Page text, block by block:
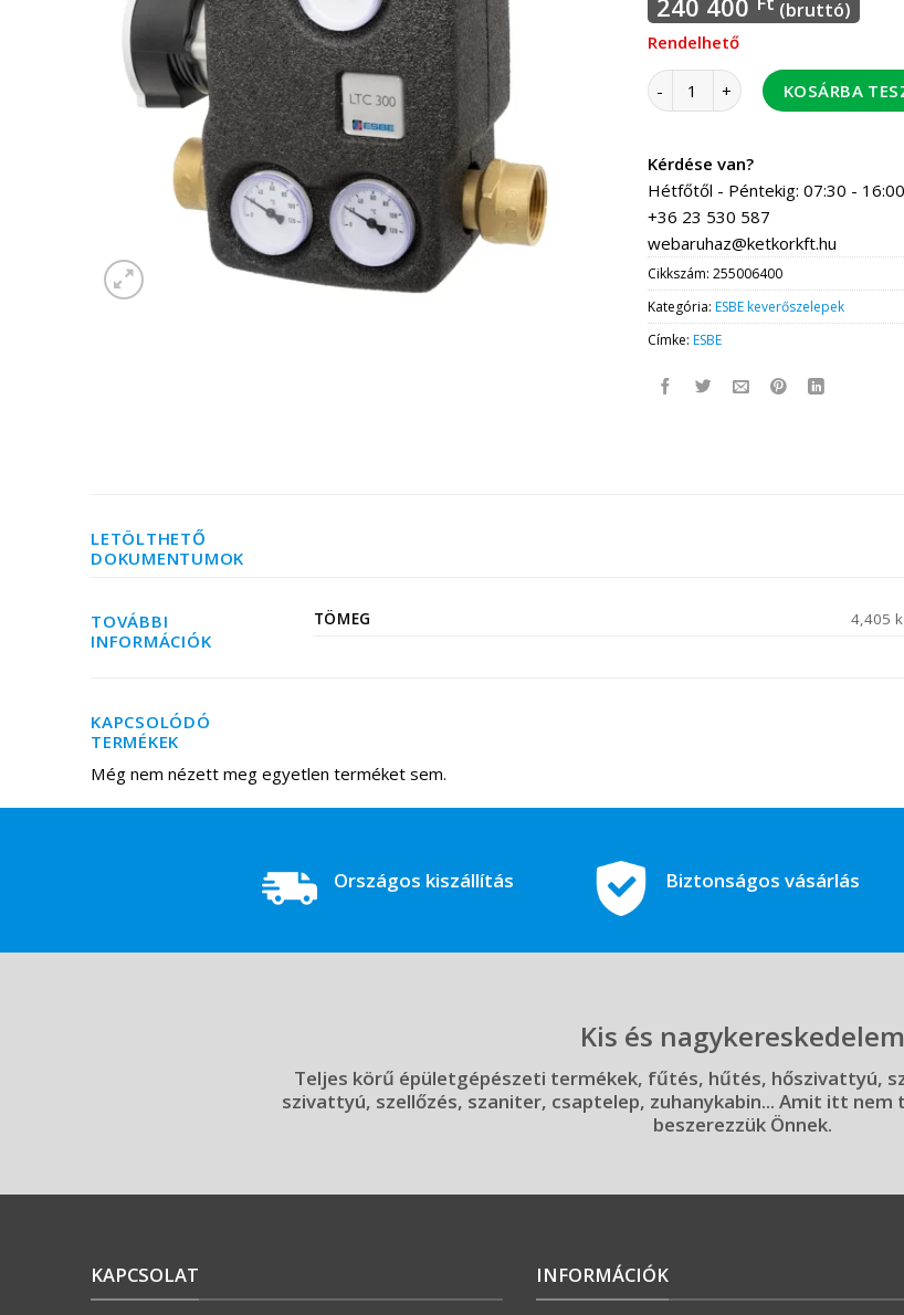
240 400 (bruttó)
Rendelhető
ESBE LTC361/32-55C töltőegység
KOSÁRBA
Kérdése van?
Hétfőtől - Péntekig: 07:30 - 16:00
+36 23 530 587
webaruhaz@ketkorkft.hu
Cikkszám:255006400
Kategória:ESBE keverőszelepek
Címke:ESBE
LETÖLTHETŐ
DOKUMENTUMOK
TOVÁBBI
INFORMÁCIÓK
TÖMEG 4,405
KAPCSOLÓDÓ
TERMÉKEK
Még nem nézett meg egyetlen terméket sem.
Országos kiszállítás Biztonságos vásárlás
Kis és nagykereskedelem
Teljes körű épületgépészeti termékek, fűtés, hűtés, hőszivattyú,
szivattyú, szellőzés, szaniter, csaptelep, zuhanykabin... Amit itt
beszerezzük Önnek.
KAPCSOLAT INFORMÁCIÓK